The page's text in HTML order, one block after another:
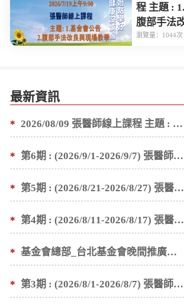
程 主題 : 1.
腹部手法
瀏覽量：1044次
最新資訊
* 2026/08/09 張醫師線上課程 主題 : 褥瘡案例後續追蹤 及按推方法
* 第6期 : (2026/9/1-2026/9/7) 張醫師親自培訓手法 廣州基礎班7 天錄取名單公告
* 第5期 : (2026/8/21-2026/8/27) 張醫師親自培訓手法 廣州基礎班7 天錄取名單公告
* 第4期 : (2026/8/11-2026/8/17) 張醫師親自培訓手法 廣州基礎班7 天錄取名單公告
* 基金會總部_台北基金會晚間推廣暫停服務公告
* 第3期 : (2026/8/1-2026/8/7) 張醫師親自培訓手法 廣州基礎班7 天錄取名單公告